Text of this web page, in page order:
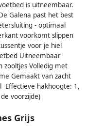
is uitneembaar.
Galena past het best
- optimaal
voorkomt slippen
voor je hiel
Uitneembaar
zooltjes Volledig met
Gemaakt van zacht
Effectieve hakhoogte: 1,
voorzijde)
Grijs